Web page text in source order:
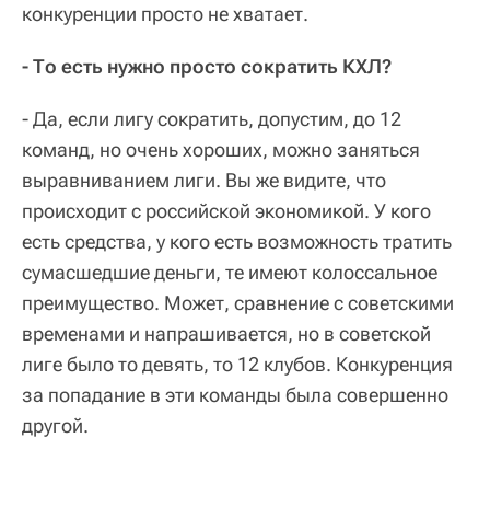
конкуренции просто не хватает.
- То есть нужно просто сократить КХЛ?
- Да, если лигу сократить, допустим, до 12
команд, но очень хороших, можно заняться
выравниванием лиги. Вы же видите, что
происходит с российской экономикой. У кого
есть средства, у кого есть возможность тратить
сумасшедшие деньги, те имеют колоссальное
преимущество. Может, сравнение с советскими
временами и напрашивается, но в советской
лиге было то девять, то 12 клубов. Конкуренция
за попадание в эти команды была совершенно
другой.